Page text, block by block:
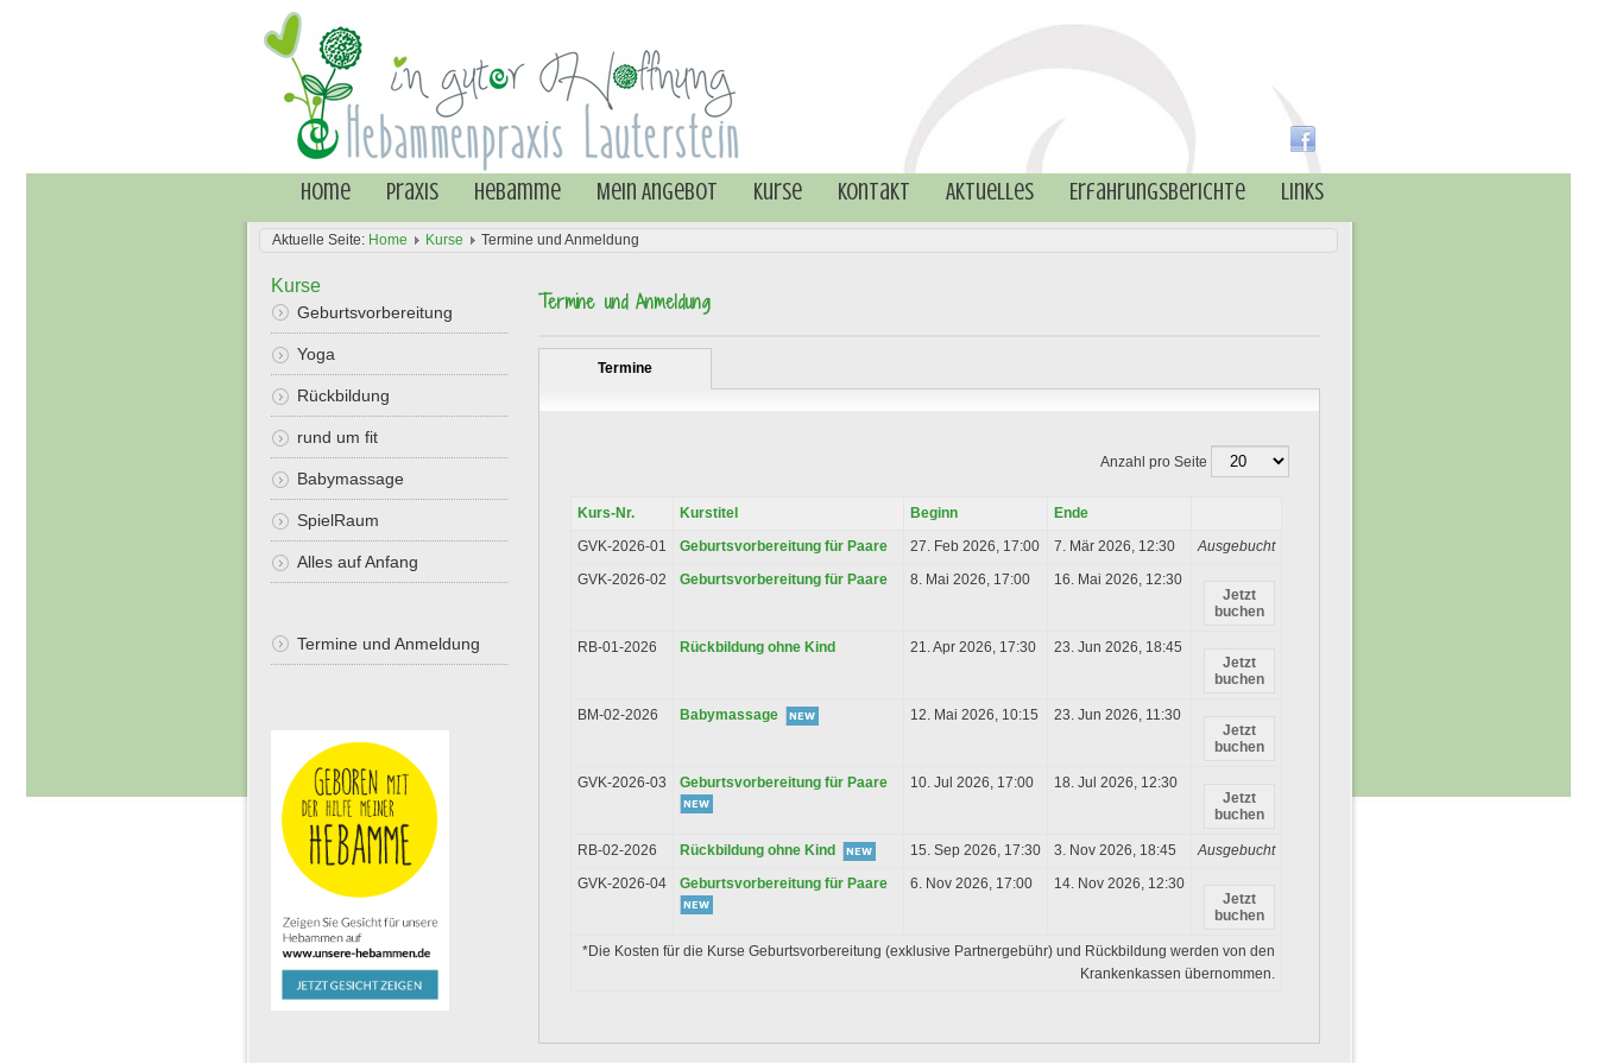
Home Praxis Hebamme Mein Angebot Kurse Kontakt Aktuelles Erfahrungsberichte Links
Aktuelle Seite: Home Kurse Termine und Anmeldung
Kurse
Geburtsvorbereitung
Yoga
Rückbildung
rund um fit
Babymassage
SpielRaum
Alles auf Anfang
Termine und Anmeldung
Termine und Anmeldung
Termine
Anzahl pro Seite
Kurs-Nr. Kurstitel Beginn
Ende
GVK-2026-01
Geburtsvorbereitung für Paare 27. Feb 2026, 17:00 7. Mär 2026, 12:30
Ausgebucht
GVK-2026-02
Geburtsvorbereitung für Paare 8. Mai 2026, 17:00
16. Mai 2026, 12:30
Jetzt
buchen
RB-01-2026 Rückbildung ohne Kind 21. Apr 2026, 17:30
23. Jun 2026, 18:45
Jetzt
buchen
BM-02-2026 Babymassage 12. Mai 2026, 10:15
23. Jun 2026, 11:30
Jetzt
buchen
GVK-2026-03 Geburtsvorbereitung für Paare 10. Jul 2026, 17:00
18. Jul 2026, 12:30
Jetzt
buchen
RB-02-2026 Rückbildung ohne Kind 15. Sep 2026, 17:30 3. Nov 2026, 18:45
Ausgebucht
GVK-2026-04
Geburtsvorbereitung für Paare 6. Nov 2026, 17:00
14. Nov 2026, 12:30
Jetzt
buchen
*Die Kosten für die Kurse Geburtsvorbereitung (exklusive Partnergebühr) und Rückbildung werden von den
Krankenkassen übernommen.